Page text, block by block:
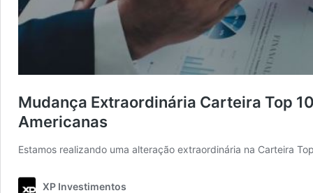
Mudança Extraordinária Carteira Top
Americanas
Estamos realizando uma alteração extraordinária na Carteira
XP Investimentos